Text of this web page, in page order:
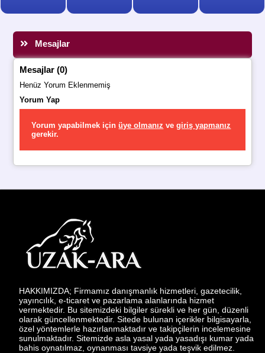
Mesajlar
Mesajlar (0)
Henüz Yorum Eklenmemiş
Yorum Yap
Yorum yapabilmek içinüye olmanız vegiriş yapmanız
gerekir.
HAKKIMIZDA; Firmamız danışmanlık hizmetleri, gazetecilik,
yayıncılık, e-ticaret ve pazarlama alanlarında hizmet
vermektedir. Bu sitemizdeki bilgiler sürekli ve her gün, düzenli
olarak güncellenmektedir. Sitede bulunan içerikler bilgisayarla,
özel yöntemlerle hazırlanmaktadır ve takipçilerin incelemesine
sunulmaktadır. Sitemizde asla yasal yada yasadışı kumar yada
bahis oynatılmaz, oynanması tavsiye yada teşvik edilmez.